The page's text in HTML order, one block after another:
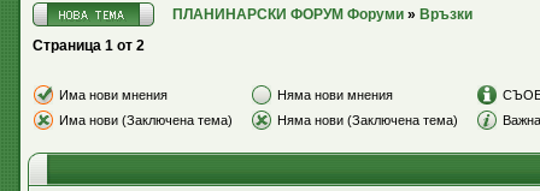
ПЛАНИНАРСКИ ФОРУМ Форуми » Връзки
Страница 1 от 2
Има нови мнения Няма нови мнения
Има нови (Заключена тема)
Няма нови (Заключена тема)